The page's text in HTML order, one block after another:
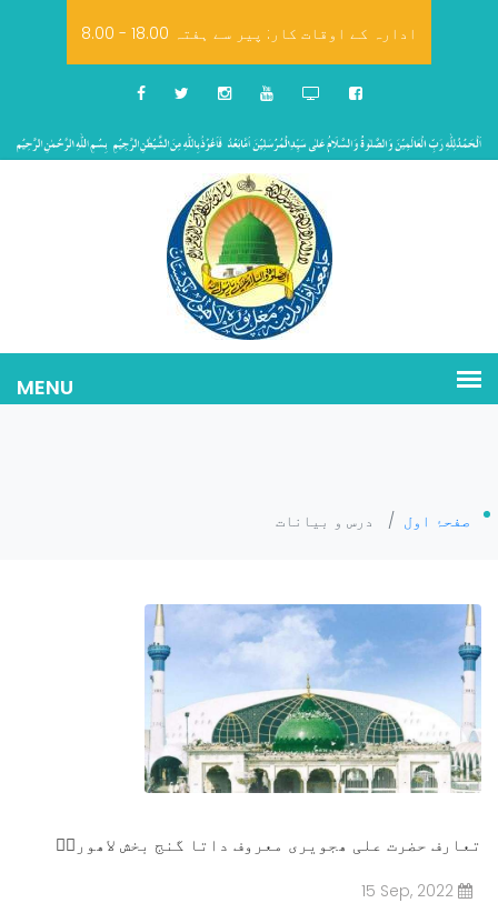
8.00 - 18.00 ادارہ کے اوقات کار: پیر سے ہفتہ
صفحۂ اول / درس و بیانات
تعارف حضرت علی ھجویری معروف داتا گنج بخش لاھوریؒ
15 Sep, 2022